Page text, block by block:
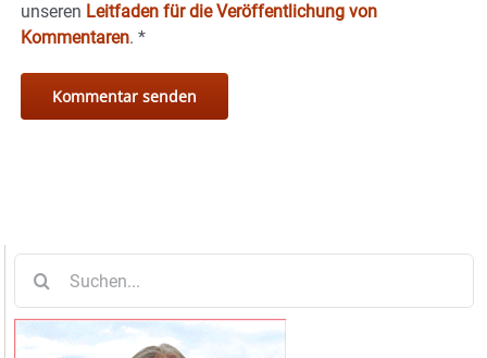
unseren Leitfaden für die Veröffentlichung von
Kommentaren. *
nach: